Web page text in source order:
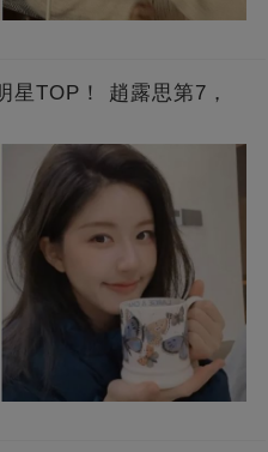
星TOP！ 趙露思第7，